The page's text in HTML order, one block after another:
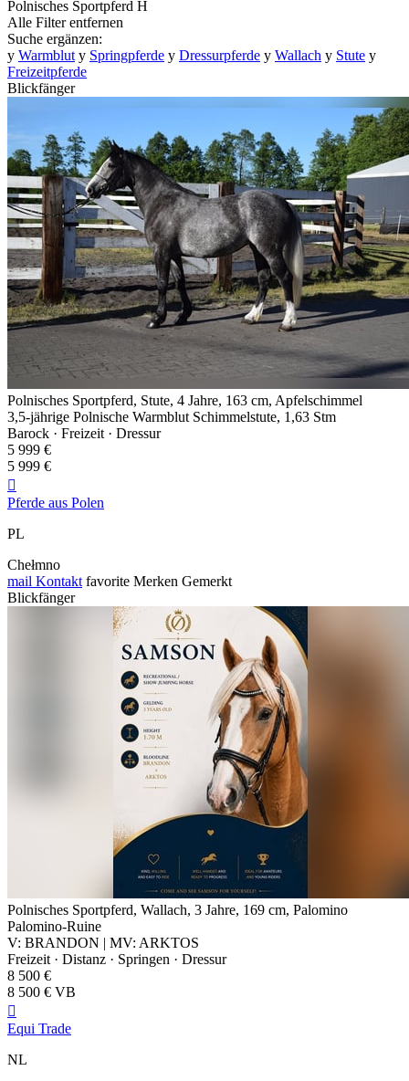
Polnisches Sportpferd H
Alle Filter entfernen
Suche ergänzen:
y Warmblut y Springpferde y Dressurpferde y Wallach y Stute y
Freizeitpferde
Blickfänger
Polnisches Sportpferd, Stute, 4 Jahre, 163 cm, Apfelschimmel
3,5-jährige Polnische Warmblut Schimmelstute, 1,63 Stm
Barock · Freizeit · Dressur
5 999 €
5 999 €

Pferde aus Polen
PL
Chełmno
mail Kontakt favorite Merken Gemerkt
Blickfänger
Polnisches Sportpferd, Wallach, 3 Jahre, 169 cm, Palomino
Palomino-Ruine
V: BRANDON | MV: ARKTOS
Freizeit · Distanz · Springen · Dressur
8 500 €
8 500 € VB

Equi Trade
NL